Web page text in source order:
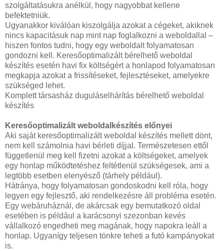
szolgáltatásukra anélkül, hogy nagyobbat kellene
befektetniük.
Ugyanakkor kiválóan kiszolgálja azokat a cégeket, akiknek
nincs kapacitásuk nap mint nap foglalkozni a weboldallal –
hiszen fontos tudni, hogy egy weboldalt folyamatosan
gondozni kell. Keresőoptimalizált bérelhető weboldal
készítés esetén havi fix költségért a honlapod folyamatosan
megkapja azokat a frissítéseket, fejlesztéseket, amelyekre
szükséged lehet.
Komplett társasház duguláselhárítás bérelhető weboldal
készítés
Keresőoptimalizált weboldalkészítés előnyei
Aki saját keresőoptimalizált weboldal készítés mellett dönt,
nem kell számolnia havi bérleti díjjal. Természetesen ettől
függetlenül meg kell fizetni azokat a költségeket, amelyek
egy honlap működtetéshez feltétlenül szükségesek, ami a
legtöbb esetben elenyésző (tárhely például).
Hátránya, hogy folyamatosan gondoskodni kell róla, hogy
legyen egy fejlesztő, aki rendelkezésre áll probléma esetén.
Egy webáruháznál, de akárcsak egy bemutatkozó oldal
esetében is például a karácsonyi szezonban kevés
vállalkozó engedheti meg magának, hogy napokra leáll a
honlap. Ugyanígy teljesen tönkre teheti a futó kampányokat
is.